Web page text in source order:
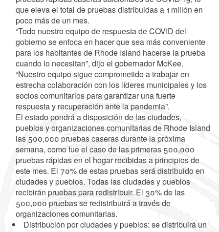
que eleva el total de pruebas distribuidas a 1 millón en
poco más de un mes.
“Todo nuestro equipo de respuesta de COVID del
gobierno se enfoca en hacer que sea más conveniente
para los habitantes de Rhode Island hacerse la prueba
cuando lo necesitan”, dijo el gobernador McKee.
“Nuestro equipo sigue comprometido a trabajar en
estrecha colaboración con los líderes municipales y los
socios comunitarios para garantizar una fuerte
respuesta y recuperación ante la pandemia”.
El estado pondrá a disposición de las ciudades,
pueblos y organizaciones comunitarias de Rhode Island
las 500,000 pruebas caseras durante la próxima
semana, como fue el caso de las primeras 500,000
pruebas rápidas en el hogar recibidas a principios de
este mes. El 70% de estas pruebas será distribuido en
ciudades y pueblos. Todas las ciudades y pueblos
recibirán pruebas para redistribuir. El 30% de las
500,000 pruebas se redistribuirá a través de
organizaciones comunitarias.
Distribución por ciudades y pueblos: se distribuirá un